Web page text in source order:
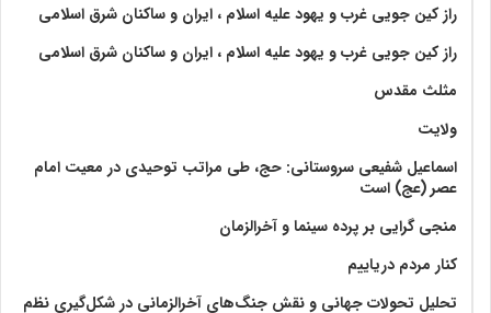
راز کین جویی غرب و یهود علیه اسلام ، ایران و ساکنان شرق اسلامی
راز کین جویی غرب و یهود علیه اسلام ، ایران و ساکنان شرق اسلامی
مثلث مقدس
ولايت‏
اسماعیل شفیعی سروستانی: حج، طی مراتب توحیدی در معیت امام
عصر (عج) است
منجی گرایی بر پرده سینما و آخرالزمان
کنار مردم دریاییم
تحلیل تحولات جهانی و نقش جنگ‌های آخرالزمانی در شکل‌گیری نظم